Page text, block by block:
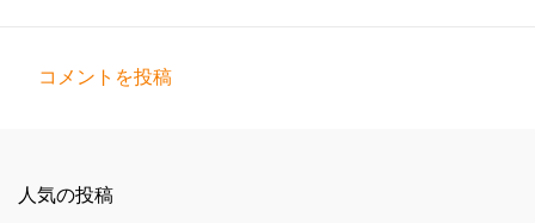
ト
コメントを投稿
人気の投稿